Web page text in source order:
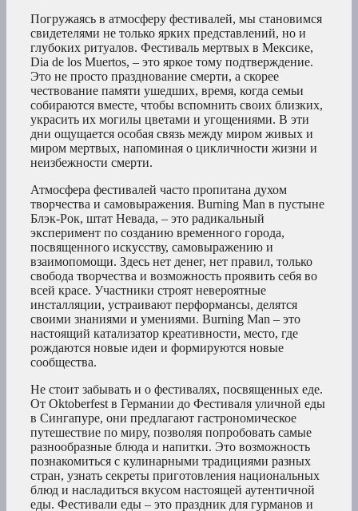
Погружаясь в атмосферу фестивалей, мы становимся
свидетелями не только ярких представлений, но и
глубоких ритуалов. Фестиваль мертвых в Мексике,
Dia de los Muertos, – это яркое тому подтверждение.
Это не просто празднование смерти, а скорее
чествование памяти ушедших, время, когда семьи
собираются вместе, чтобы вспомнить своих близких,
украсить их могилы цветами и угощениями. В эти
дни ощущается особая связь между миром живых и
миром мертвых, напоминая о цикличности жизни и
неизбежности смерти.
Атмосфера фестивалей часто пропитана духом
творчества и самовыражения. Burning Man в пустыне
Блэк-Рок, штат Невада, – это радикальный
эксперимент по созданию временного города,
посвященного искусству, самовыражению и
взаимопомощи. Здесь нет денег, нет правил, только
свобода творчества и возможность проявить себя во
всей красе. Участники строят невероятные
инсталляции, устраивают перформансы, делятся
своими знаниями и умениями. Burning Man – это
настоящий катализатор креативности, место, где
рождаются новые идеи и формируются новые
сообщества.
Не стоит забывать и о фестивалях, посвященных еде.
От Oktoberfest в Германии до Фестиваля уличной еды
в Сингапуре, они предлагают гастрономическое
путешествие по миру, позволяя попробовать самые
разнообразные блюда и напитки. Это возможность
познакомиться с кулинарными традициями разных
стран, узнать секреты приготовления национальных
блюд и насладиться вкусом настоящей аутентичной
еды. Фестивали еды – это праздник для гурманов и